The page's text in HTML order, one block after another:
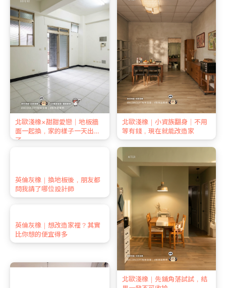
北歐淺橡×甜甜愛戀｜地板牆
面一起換，家的樣子一天出來
了
北歐淺橡｜小資族翻身｜不用
等有錢，現在就能改造家
北歐淺橡｜先鋪角落試試，結